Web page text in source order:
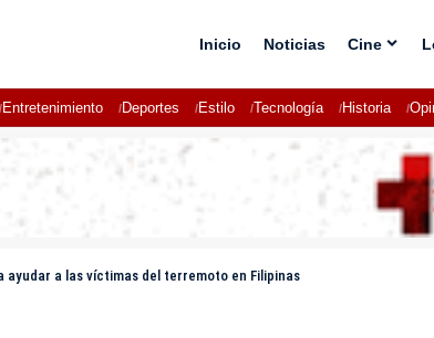
Inicio Noticias Cine
Entretenimiento Deportes Estilo Tecnología Historia
a las víctimas del terremoto en Filipinas